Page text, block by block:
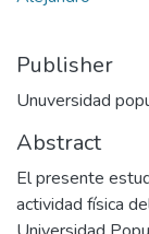
Publisher
Unuversidad
Abstract
El presente
actividad física